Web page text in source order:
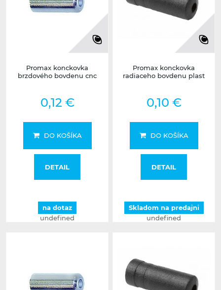
Promax konckovka
brzdového bovdenu cnc
0,12 €
DO KOŠÍKA
DETAIL
na dotaz
undefined
Promax konckovka
radiaceho bovdenu plast
0,10 €
DO KOŠÍKA
DETAIL
Skladom na predajni
undefined